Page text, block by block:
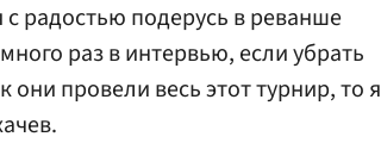
радостью подерусь в реванше
раз в интервью, если убрать
провели весь этот турнир, то я